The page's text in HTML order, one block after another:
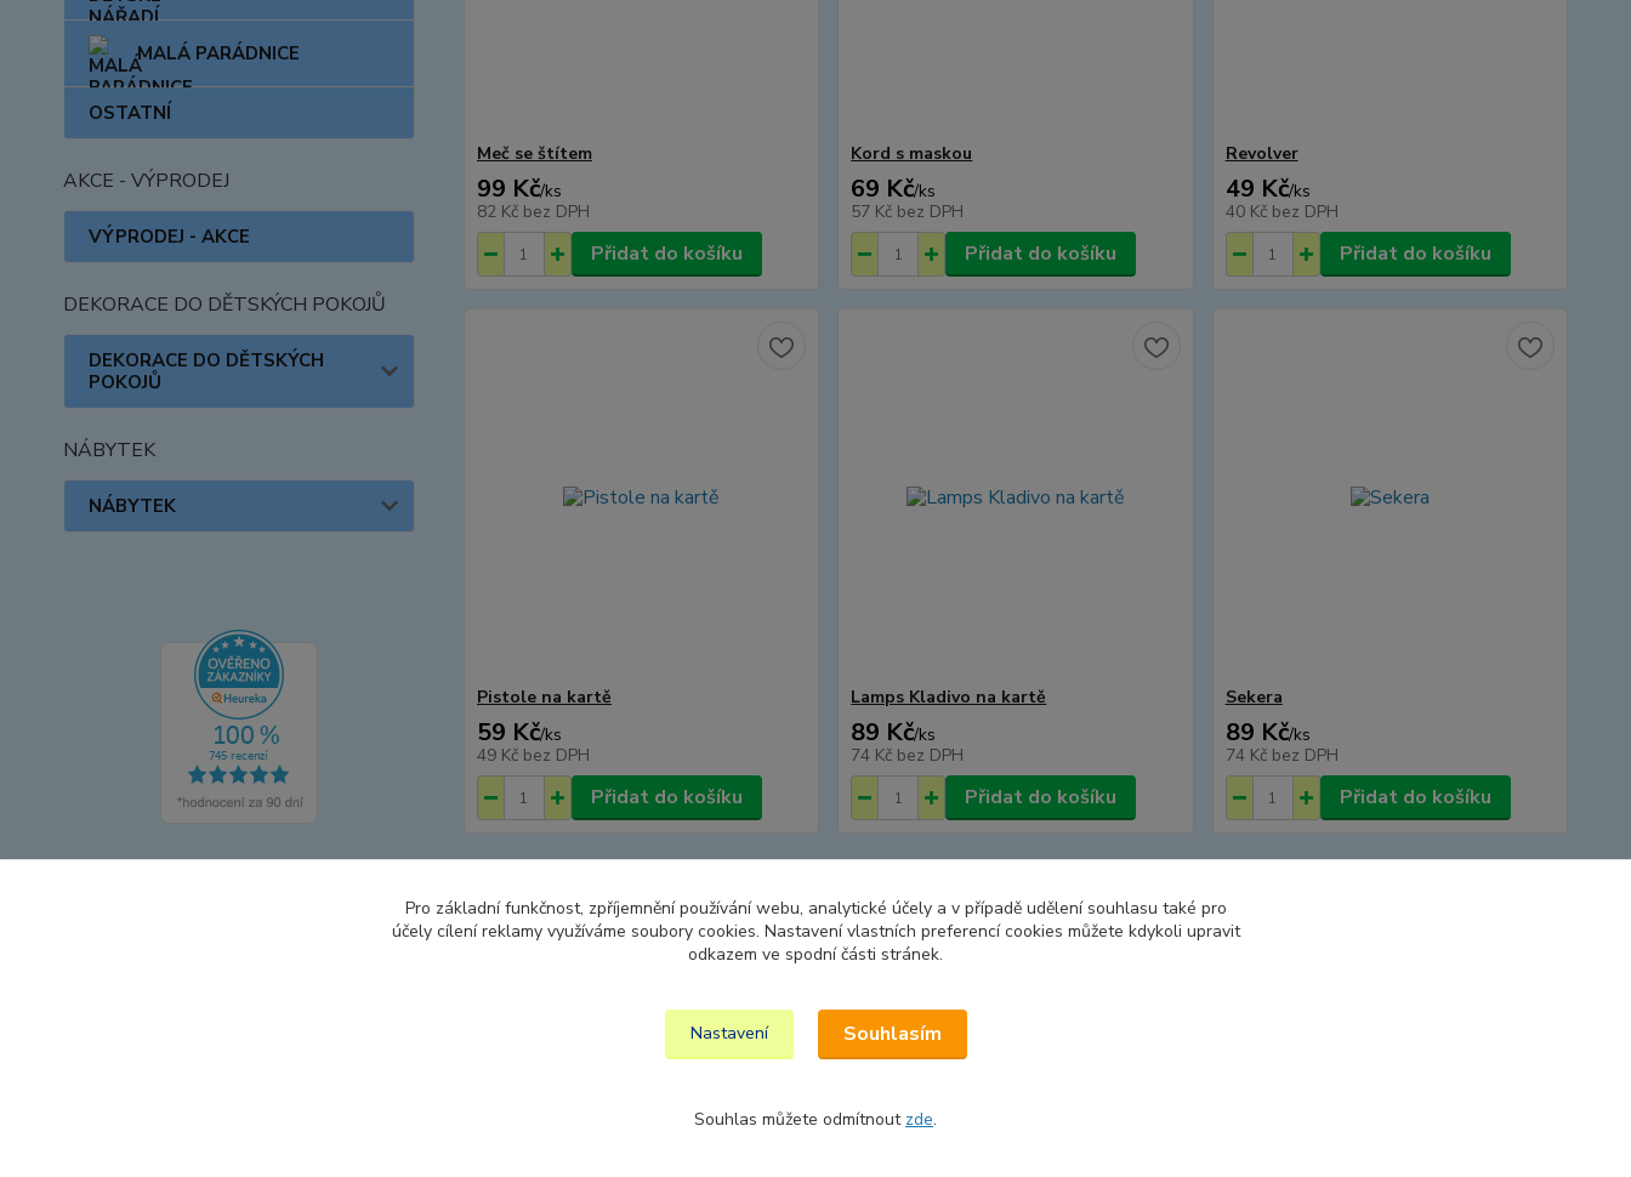
MALÁ PARÁDNICE
OSTATNÍ
AKCE - VÝPRODEJ
VÝPRODEJ - AKCE
DEKORACE DO DĚTSKÝCH POKOJŮ
DEKORACE DO DĚTSKÝCH
POKOJŮ
NÁBYTEK
NÁBYTEK
Meč se štítem
99 Kč/ks
82 Kč bez DPH
Přidat do košíku
Kord s maskou
69 Kč/ks
57 Kč bez DPH
Přidat do košíku
Revolver
49 Kč/ks
40 Kč bez DPH
Přidat do košíku
Pistole na kartě
59 Kč/ks
49 Kč bez DPH
Přidat do košíku
Lamps Kladivo na kartě
89 Kč/ks
74 Kč bez DPH
Přidat do košíku
Sekera
89 Kč/ks
74 Kč bez DPH
Přidat do košíku
Načíst další produkty (15)
Pro základní funkčnost, zpříjemnění používání webu, analytické účely a v případě udělení souhlasu také pro
účely cílení reklamy využíváme soubory cookies. Nastavení vlastních preferencí cookies můžete kdykoli upravit
odkazem ve spodní části stránek.
Nastavení Souhlasím
Souhlas můžete odmítnout zde.